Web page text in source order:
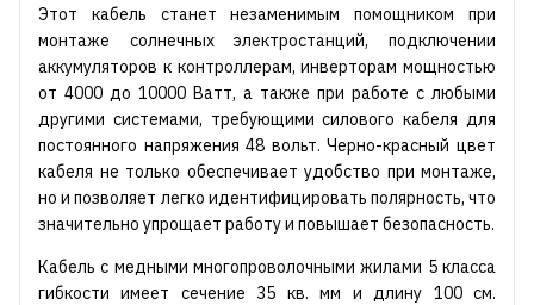
Этот кабель станет незаменимым помощником при
монтаже солнечных электростанций, подключении
аккумуляторов к контроллерам, инверторам мощностью
от 4000 до 10000 Ватт, а также при работе с любыми
другими системами, требующими силового кабеля для
постоянного напряжения 48 вольт. Черно-красный цвет
кабеля не только обеспечивает удобство при монтаже,
но и позволяет легко идентифицировать полярность, что
значительно упрощает работу и повышает безопасность.
Кабель с медными многопроволочными жилами 5 класса
гибкости имеет сечение 35 кв. мм и длину 100 см.